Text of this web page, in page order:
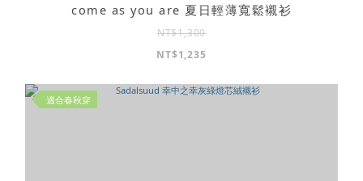
come as you are 夏日輕薄寬鬆襯衫
NT$1,300
NT$1,235
適合春秋穿